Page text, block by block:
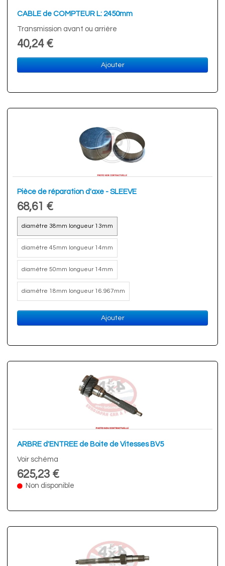
CABLE de COMPTEUR L: 2450mm
Transmission avant ou arrière
40,24 €
Ajouter
Pièce de réparation d'axe - SLEEVE
68,61 €
diamètre 38mm longueur 13mm
diamètre 45mm longueur 14mm
diamètre 50mm longueur 14mm
diamètre 18mm longueur 16.967mm
Ajouter
ARBRE d'ENTREE de Boite de Vitesses BV5
Voir schéma
625,23 €
Non disponible